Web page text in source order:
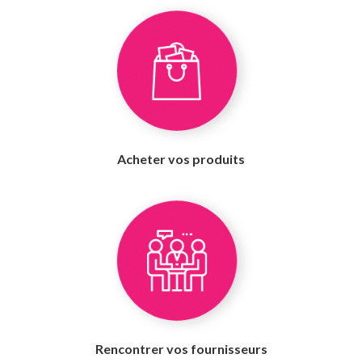
Acheter vos produits
Rencontrer vos fournisseurs